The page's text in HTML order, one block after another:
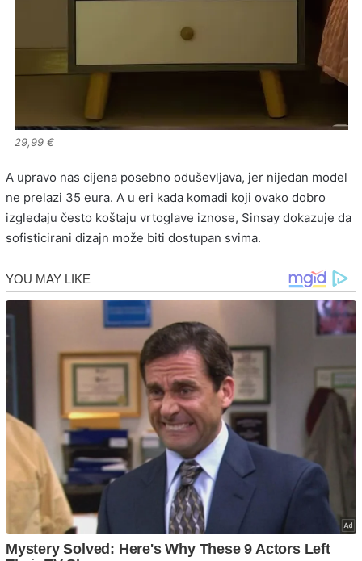
29,99 €
A upravo nas cijena posebno oduševljava, jer nijedan model
ne prelazi 35 eura. A u eri kada komadi koji ovako dobro
izgledaju često koštaju vrtoglave iznose, Sinsay dokazuje da
sofisticirani dizajn može biti dostupan svima.